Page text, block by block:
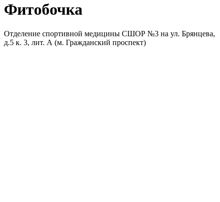
Фитобочка
Отделение спортивной медицины СШОР №3 на ул. Брянцева,
д.5 к. 3, лит. А (м. Гражданский проспект)